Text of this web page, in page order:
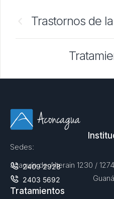
Trastornos de
Sedes:
Joaquín de Alterain 1230 / 1274
2409 2928
2403 5692
Tratamientos